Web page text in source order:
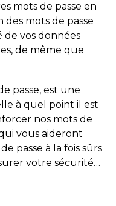
mots de passe en
des mots de passe
vos données
de même que
passe, est une
à quel point il est
nos mots de
vous aideront
passe à la fois sûrs
votre sécurité…